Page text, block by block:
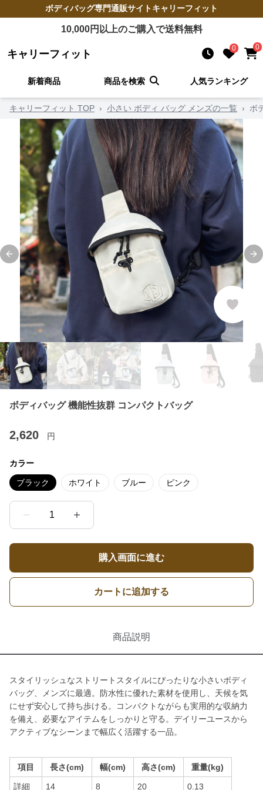
ボディバッグ専門通販サイトキャリーフィット
10,000円以上のご購入で送料無料
キャリーフィット 0 0
新着商品 商品を検索 人気ランキング
キャリーフィット TOP › 小さい ボディ バッグ メンズの一覧 › ボ
Previous slide
ボディバッグ 機能性抜群 コンパクトバッグ
2,620 円
カラー
ブラック ホワイト ブルー ピンク
1
購入画面に進む
カートに追加する
商品説明
スタイリッシュなストリートスタイルにぴったりな小さいボディ
バッグ、メンズに最適。防水性に優れた素材を使用し、天候を気
にせず安心して持ち歩ける。コンパクトながらも実用的な収納力
を備え、必要なアイテムをしっかりと守る。デイリーユースから
アクティブなシーンまで幅広く活躍する一品。
項目 長さ(cm) 幅(cm) 高さ(cm) 重量(kg)
詳細 14 8 20 0.13